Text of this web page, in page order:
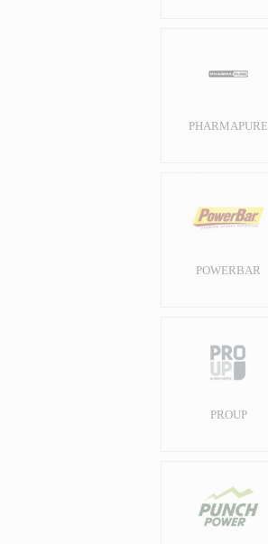
PHARMAPURE
POWERBAR
PROUP